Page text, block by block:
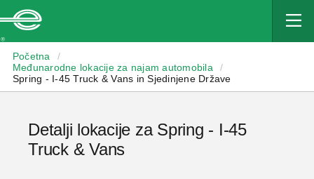
Početna
/
Međunarodne lokacije za najam automobila
/
Spring - I-45 Truck & Vans in Sjedinjene Države
Detalji lokacije za Spring - I-45
Truck & Vans